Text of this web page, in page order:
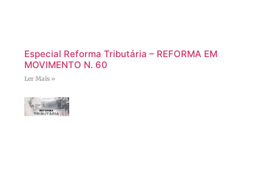
Especial Reforma Tributária – REFORMA EM
MOVIMENTO N. 60
Ler Mais »